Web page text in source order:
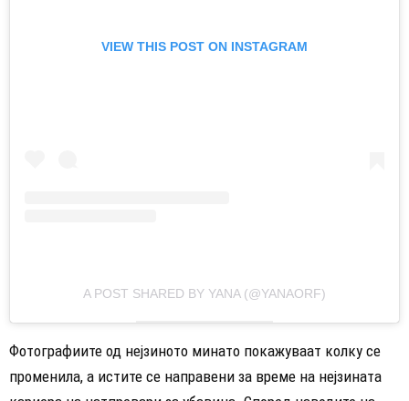
VIEW THIS POST ON INSTAGRAM
A POST SHARED BY YANA (@YANAORF)
Фотографиите од нејзиното минато покажуваат колку се
променила, а истите се направени за време на нејзината